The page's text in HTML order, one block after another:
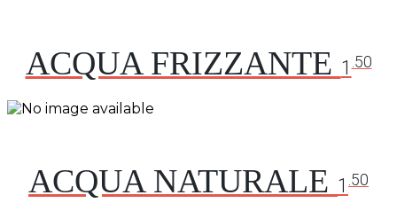
ACQUA FRIZZANTE 1 .50
ACQUA NATURALE 1 .50